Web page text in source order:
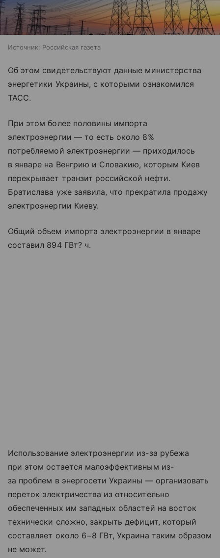
Источник: Российская газета
Об этом свидетельствуют данные министерства
энергетики Украины, с которыми ознакомился
ТАСС.
При этом более половины импорта
электроэнергии — то есть около 8%
потребляемой электроэнергии — приходилось
в январе на Венгрию и Словакию, которым Киев
перекрывает транзит российской нефти.
Братислава уже заявила, что прекратила продажу
электроэнергии Киеву.
Общий объем импорта электроэнергии в январе
составил 894 ГВт? ч.
Использование электроэнергии из-за рубежа
при этом остается малоэффективным из-
за проблем в энергосети Украины — организовать
переток электричества из относительно
обеспеченных им западных областей на восток
технически сложно, закрыть дефицит, который
составляет около 6−8 ГВт, Украина таким образом
не может.